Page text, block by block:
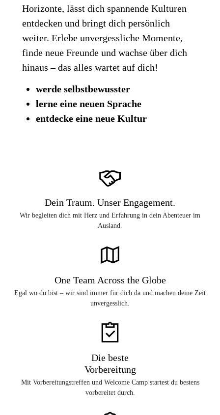
Horizonte, lässt dich spannende Kulturen
entdecken und bringt dich persönlich
weiter. Erlebe unvergessliche Momente,
finde neue Freunde und wachse über dich
hinaus – das alles wartet auf dich!
werde selbstbewusster
lerne eine neuen Sprache
entdecke eine neue Kultur
Dein Traum. Unser Engagement.
Wir begleiten dich mit Herz und Erfahrung in dein Abenteuer im
Ausland.
One Team Across the Globe
Egal wo du bist – wir sind immer für dich da und machen deine Zeit
unvergesslich.
Die beste
Vorbereitung
Mit Vorbereitungstreffen und Welcome Camp startest du bestens
vorbereitet durch.